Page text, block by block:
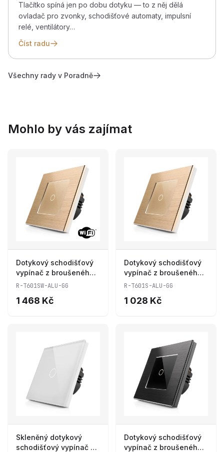
Tlačítko spíná jen po dobu dotyku — to z něj dělá
ovladač pro zvonky, schodišťové automaty, impulsní
relé, ventilátory…
Číst radu
Všechny rady v Poradně
Mohlo by vás zajímat
Dotykový schodišťový
vypínač z broušeného
hliníku s wifi R-
R-T601SW-ALU-GG
1 468 Kč
Dotykový schodišťový
vypínač z broušeného
hliníku R-T601S-ALU-
R-T601S-ALU-GG
1 028 Kč
Skleněný dotykový
schodišťový vypínač R-
Dotykový schodišťový
vypínač z broušeného